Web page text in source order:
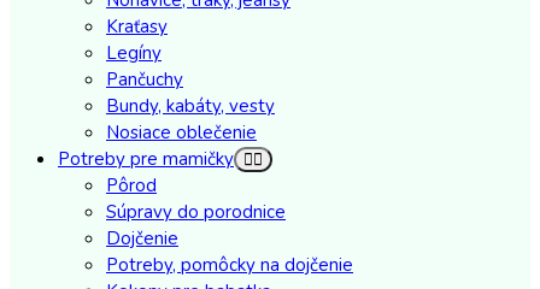
Kraťasy
Legíny
Pančuchy
Bundy, kabáty, vesty
Nosiace oblečenie
Potreby pre mamičky
Pôrod
Súpravy do porodnice
Dojčenie
Potreby, pomôcky na dojčenie